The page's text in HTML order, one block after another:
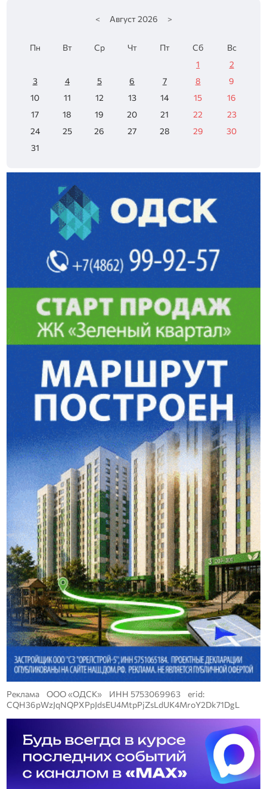
< Август 2026 >
Пн Вт Ср Чт Пт Сб
Вс
1
2
3
4 5 6 7 8
9
10
11 12 13 14 15
16
17
18 19 20 21 22
23
24
25 26 27 28 29
30
31
Реклама ООО «ОДСК» ИНН 5753069963 erid:
CQH36pWzJqNQPXPpJdsEU4MtpPjZsLdUK4MroY2Dk71DgL